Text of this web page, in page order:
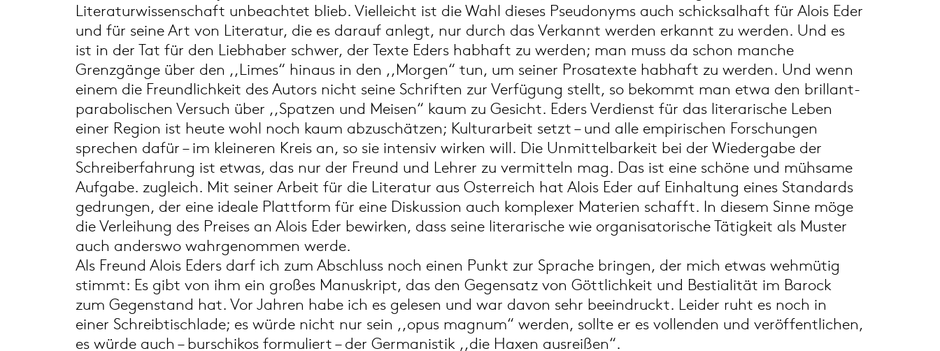
Literaturwissenschaft unbeachtet blieb. Vielleicht ist die Wahl dieses Pseudonyms auch schicksalhaft für Alois Eder
und für seine Art von Literatur, die es darauf anlegt, nur durch das Verkannt werden erkannt zu werden. Und es
ist in der Tat für den Liebhaber schwer, der Texte Eders habhaft zu werden; man muss da schon manche
Grenzgänge über den ,,Limes“ hinaus in den ,,Morgen“ tun, um seiner Prosatexte habhaft zu werden. Und wenn
einem die Freundlichkeit des Autors nicht seine Schriften zur Verfügung stellt, so bekommt man etwa den brillant-
parabolischen Versuch über ,,Spatzen und Meisen“ kaum zu Gesicht. Eders Verdienst für das literarische Leben
einer Region ist heute wohl noch kaum abzuschätzen; Kulturarbeit setzt – und alle empirischen Forschungen
sprechen dafür – im kleineren Kreis an, so sie intensiv wirken will. Die Unmittelbarkeit bei der Wiedergabe der
Schreiberfahrung ist etwas, das nur der Freund und Lehrer zu vermitteln mag. Das ist eine schöne und mühsame
Aufgabe. zugleich. Mit seiner Arbeit für die Literatur aus Osterreich hat Alois Eder auf Einhaltung eines Standards
gedrungen, der eine ideale Plattform für eine Diskussion auch komplexer Materien schafft. In diesem Sinne möge
die Verleihung des Preises an Alois Eder bewirken, dass seine literarische wie organisatorische Tätigkeit als Muster
auch anderswo wahrgenommen werde.
Als Freund Alois Eders darf ich zum Abschluss noch einen Punkt zur Sprache bringen, der mich etwas wehmütig
stimmt: Es gibt von ihm ein großes Manuskript, das den Gegensatz von Göttlichkeit und Bestialität im Barock
zum Gegenstand hat. Vor Jahren habe ich es gelesen und war davon sehr beeindruckt. Leider ruht es noch in
einer Schreibtischlade; es würde nicht nur sein ,,opus magnum“ werden, sollte er es vollenden und veröffentlichen,
es würde auch – burschikos formuliert – der Germanistik ,,die Haxen ausreißen“.